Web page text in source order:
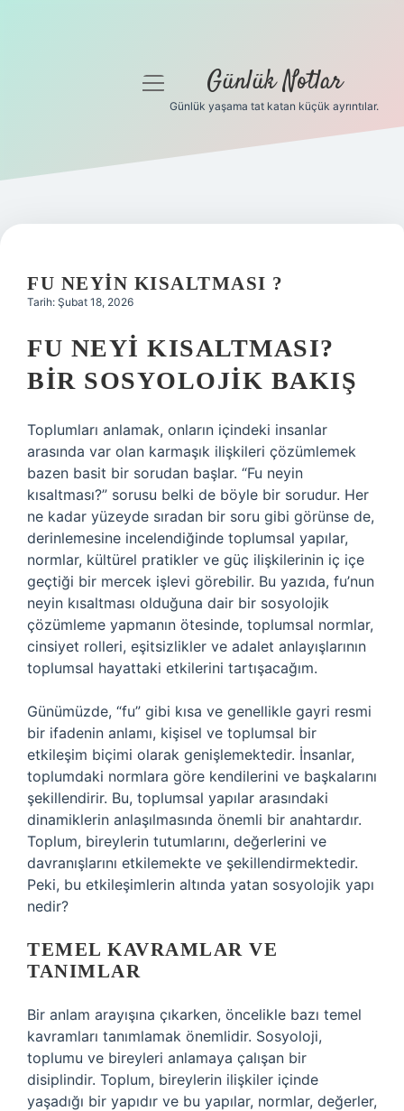
Gizlilik Politikası
Yasal Uyarı
menüyü
Günlük Notlar
Günlük yaşama tat katan küçük ayrıntılar.
FU NEYIN KISALTMASI ?
Tarih: Şubat 18, 2026
FU NEYI KISALTMASI?
BIR SOSYOLOJIK BAKIŞ
Toplumları anlamak, onların içindeki insanlar
arasında var olan karmaşık ilişkileri çözümlemek
bazen basit bir sorudan başlar. “Fu neyin
kısaltması?” sorusu belki de böyle bir sorudur. Her
ne kadar yüzeyde sıradan bir soru gibi görünse de,
derinlemesine incelendiğinde toplumsal yapılar,
normlar, kültürel pratikler ve güç ilişkilerinin iç içe
geçtiği bir mercek işlevi görebilir. Bu yazıda, fu’nun
neyin kısaltması olduğuna dair bir sosyolojik
çözümleme yapmanın ötesinde, toplumsal normlar,
cinsiyet rolleri, eşitsizlikler ve adalet anlayışlarının
toplumsal hayattaki etkilerini tartışacağım.
Günümüzde, “fu” gibi kısa ve genellikle gayri resmi
bir ifadenin anlamı, kişisel ve toplumsal bir
etkileşim biçimi olarak genişlemektedir. İnsanlar,
toplumdaki normlara göre kendilerini ve başkalarını
şekillendirir. Bu, toplumsal yapılar arasındaki
dinamiklerin anlaşılmasında önemli bir anahtardır.
Toplum, bireylerin tutumlarını, değerlerini ve
davranışlarını etkilemekte ve şekillendirmektedir.
Peki, bu etkileşimlerin altında yatan sosyolojik yapı
nedir?
TEMEL KAVRAMLAR VE
TANIMLAR
Bir anlam arayışına çıkarken, öncelikle bazı temel
kavramları tanımlamak önemlidir. Sosyoloji,
toplumu ve bireyleri anlamaya çalışan bir
disiplindir. Toplum, bireylerin ilişkiler içinde
yaşadığı bir yapıdır ve bu yapılar, normlar, değerler,